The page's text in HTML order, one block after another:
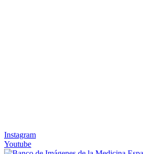
Instagram
Youtube